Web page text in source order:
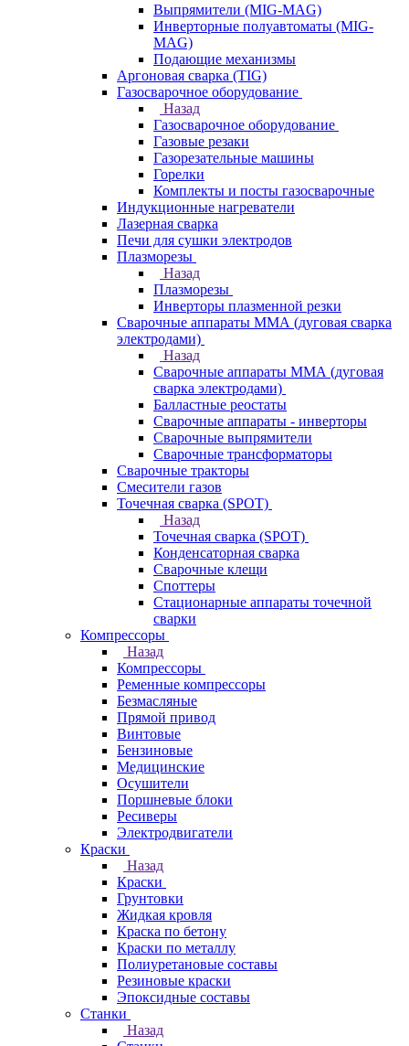
Выпрямители (MIG-MAG)
Инверторные полуавтоматы (MIG-
MAG)
Подающие механизмы
Аргоновая сварка (TIG)
Газосварочное оборудование
Назад
Газосварочное оборудование
Газовые резаки
Газорезательные машины
Горелки
Комплекты и посты газосварочные
Индукционные нагреватели
Лазерная сварка
Печи для сушки электродов
Плазморезы
Назад
Плазморезы
Инверторы плазменной резки
Сварочные аппараты ММА (дуговая сварка
электродами)
Назад
Сварочные аппараты ММА (дуговая
сварка электродами)
Балластные реостаты
Сварочные аппараты - инверторы
Сварочные выпрямители
Сварочные трансформаторы
Сварочные тракторы
Смесители газов
Точечная сварка (SPOT)
Назад
Точечная сварка (SPOT)
Конденсаторная сварка
Сварочные клещи
Споттеры
Стационарные аппараты точечной
сварки
Компрессоры
Назад
Компрессоры
Ременные компрессоры
Безмасляные
Прямой привод
Винтовые
Бензиновые
Медицинские
Осушители
Поршневые блоки
Ресиверы
Электродвигатели
Краски
Назад
Краски
Грунтовки
Жидкая кровля
Краска по бетону
Краски по металлу
Полиуретановые составы
Резиновые краски
Эпоксидные составы
Станки
Назад